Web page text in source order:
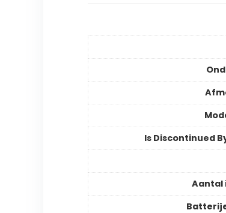
Is Discontinued
Aantal